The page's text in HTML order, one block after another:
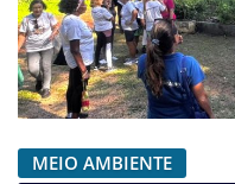
MEIO AMBIENTE